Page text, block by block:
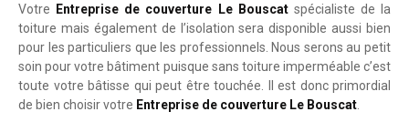
Votre Entreprise de couverture Le Bouscatspécialiste de la
toiture mais également de l’isolation sera disponible aussi bien
pour les particuliers que les professionnels. Nous serons au petit
soin pour votre bâtiment puisque sans toiture imperméable c’est
toute votre bâtisse qui peut être touchée. Il est donc primordial
de bien choisir votre Entreprise de couverture Le Bouscat